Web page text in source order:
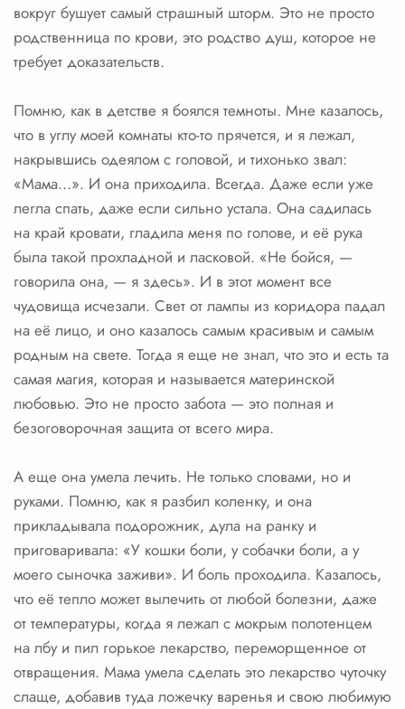
вокруг бушует самый страшный шторм. Это не просто
родственница по крови, это родство душ, которое не
требует доказательств.
Помню, как в детстве я боялся темноты. Мне казалось,
что в углу моей комнаты кто-то прячется, и я лежал,
накрывшись одеялом с головой, и тихонько звал:
«Мама…». И она приходила. Всегда. Даже если уже
легла спать, даже если сильно устала. Она садилась
на край кровати, гладила меня по голове, и её рука
была такой прохладной и ласковой. «Не бойся, —
говорила она, — я здесь». И в этот момент все
чудовища исчезали. Свет от лампы из коридора падал
на её лицо, и оно казалось самым красивым и самым
родным на свете. Тогда я еще не знал, что это и есть та
самая магия, которая и называется материнской
любовью. Это не просто забота — это полная и
безоговорочная защита от всего мира.
А еще она умела лечить. Не только словами, но и
руками. Помню, как я разбил коленку, и она
прикладывала подорожник, дула на ранку и
приговаривала: «У кошки боли, у собачки боли, а у
моего сыночка заживи». И боль проходила. Казалось,
что её тепло может вылечить от любой болезни, даже
от температуры, когда я лежал с мокрым полотенцем
на лбу и пил горькое лекарство, переморщенное от
отвращения. Мама умела сделать это лекарство чуточку
слаще, добавив туда ложечку варенья и свою любимую